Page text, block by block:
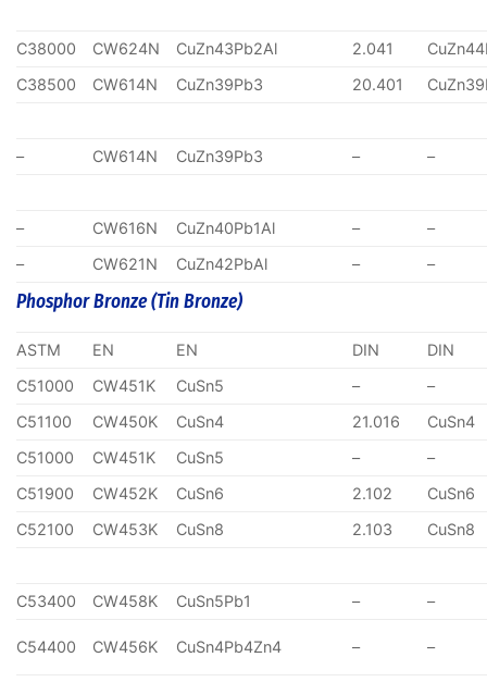
C38000 CW624N CuZn43Pb2Al 2.041
C38500
CW614N CuZn39Pb3 20.401
– CW614N CuZn39Pb3 – –
– CW616N CuZn40Pb1Al –
–
–
CW621N CuZn42PbAl – –
Phosphor Bronze (Tin Bronze)
ASTM EN EN DIN
DIN
C51000
CW451K CuSn5 –
–
C51100
CW450K CuSn4 21.016
CuSn4
C51000
CW451K CuSn5 –
–
C51900
CW452K CuSn6 2.102
CuSn6
C52100
CW453K CuSn8 2.103 CuSn8
C53400 CW458K CuSn5Pb1 – –
C54400 CW456K CuSn4Pb4Zn4 – –